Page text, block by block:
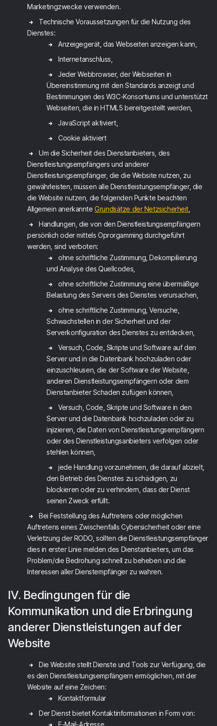
Marketingzwecke verwenden.
Technische Voraussetzungen für die Nutzung des
Dienstes:
Anzeigegerät, das Webseiten anzeigen kann,
Internetanschluss,
Jeder Webbrowser, der Webseiten in
Übereinstimmung mit den Standards anzeigt und
Bestimmungen des W3C-Konsortiums und unterstützt
Webseiten, die in HTML5 bereitgestellt werden,
JavaScript aktiviert,
Cookie aktiviert
Um die Sicherheit des Dienstanbieters, des
Dienstleistungsempfängers und anderer
Dienstleistungsempfänger, die die Website nutzen, zu
gewährleisten, müssen alle Dienstleistungsempfänger, die
die Website nutzen, die folgenden Punkte beachten
Allgemein anerkannteGrundsätze der Netzsicherheit
Handlungen, die von den Dienstleistungsempfängern
persönlich oder mittels Oprorgamming durchgeführt
werden, sind verboten:
ohne schriftliche Zustimmung, Dekompilierung
und Analyse des Quellcodes,
ohne schriftliche Zustimmung eine übermäßige
Belastung des Servers des Dienstes verursachen,
ohne schriftliche Zustimmung, Versuche,
Schwachstellen in der Sicherheit und der
Serverkonfiguration des Dienstes zu entdecken,
Versuch, Code, Skripte und Software auf den
Server und in die Datenbank hochzuladen oder
einzuschleusen, die der Software der Website,
anderen Dienstleistungsempfängern oder dem
Dienstanbieter Schaden zufügen können,
Versuch, Code, Skripte und Software in den
Server und die Datenbank hochzuladen oder zu
injizieren, die Daten von Dienstleistungsempfängern
oder des Dienstleistungsanbieters verfolgen oder
stehlen können,
jede Handlung vorzunehmen, die darauf abzielt,
den Betrieb des Dienstes zu schädigen, zu
blockieren oder zu verhindern, dass der Dienst
seinen Zweck erfüllt.
Bei Feststellung des Auftretens oder möglichen
Auftretens eines Zwischenfalls Cybersicherheit oder eine
Verletzung der RODO, sollten die Dienstleistungsempfänger
dies in erster Linie melden des Dienstanbieters, um das
Problem/die Bedrohung schnell zu beheben und die
Interessen aller Dienstempfänger zu wahren.
IV. Bedingungen für die
Kommunikation und die Erbringung
anderer Dienstleistungen auf der
Website
Die Website stellt Dienste und Tools zur Verfügung, die
es den Dienstleistungsempfängern ermöglichen, mit der
Website auf eine Zeichen:
Kontaktformular
Der Dienst bietet Kontaktinformationen in Form von:
E-Mail-Adresse